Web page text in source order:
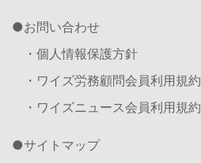
お問い合わせ
・個人情報保護方針
・ワイズ労務顧問会員利用規約
・ワイズニュース会員利用規約
サイトマップ